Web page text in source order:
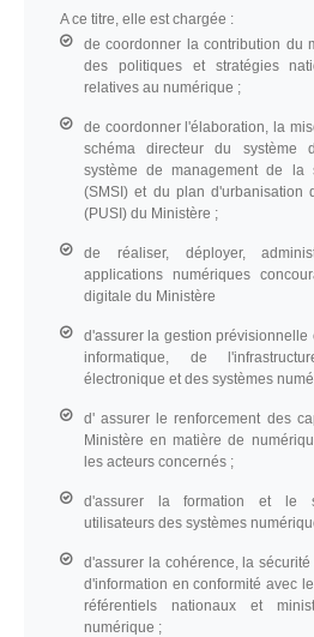
A ce titre, elle est chargée :
de coordonner la contribution du
des politiques et stratégies
relatives au numérique ;
de coordonner l'élaboration, la
schéma directeur du système
système de management de la
(SMSI) et du plan d'urbanisation
(PUSI) du Ministère ;
de réaliser, déployer,
applications numériques
digitale du Ministère
d'assurer la gestion
informatique, de
électronique et des systèmes
d' assurer le renforcement des
Ministère en matière de
les acteurs concernés ;
d'assurer la formation et le
utilisateurs des systèmes
d'assurer la cohérence, la
d'information en conformité avec
référentiels nationaux et
numérique ;